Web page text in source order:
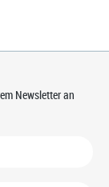
Newsletter an